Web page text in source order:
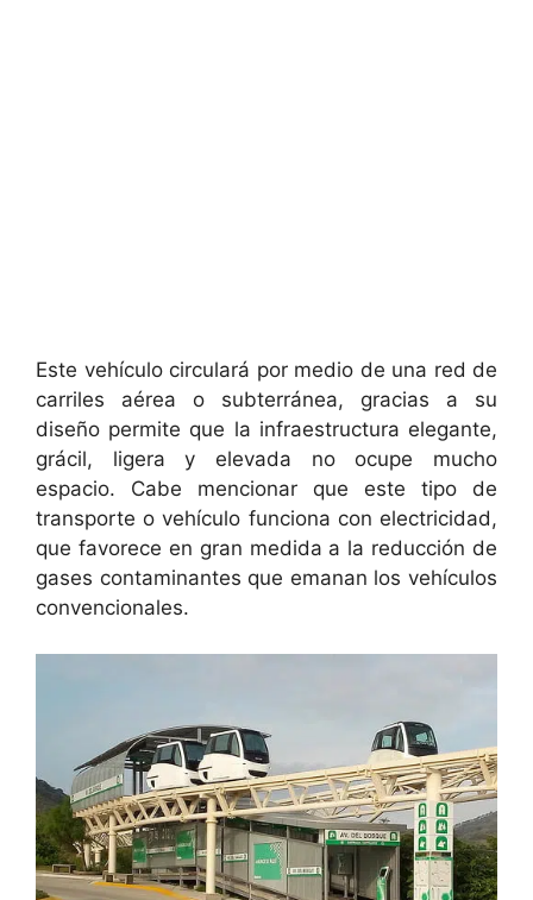
Este vehículo circulará por medio de una red de
carriles aérea o subterránea, gracias a su
diseño permite que la infraestructura elegante,
grácil, ligera y elevada no ocupe mucho
espacio. Cabe mencionar que este tipo de
transporte o vehículo funciona con electricidad,
que favorece en gran medida a la reducción de
gases contaminantes que emanan los vehículos
convencionales.